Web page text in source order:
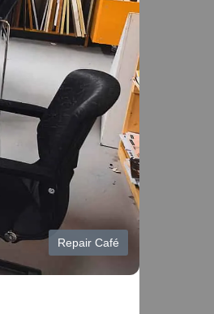
Repair Café